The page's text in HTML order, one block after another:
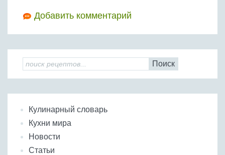
Добавить комментарий
Поиск
Кулинарный словарь
Кухни мира
Новости
Статьи